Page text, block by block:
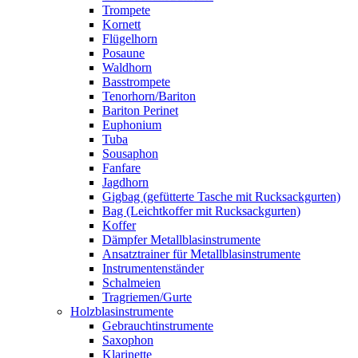
Trompete
Kornett
Flügelhorn
Posaune
Waldhorn
Basstrompete
Tenorhorn/Bariton
Bariton Perinet
Euphonium
Tuba
Sousaphon
Fanfare
Jagdhorn
Gigbag (gefütterte Tasche mit Rucksackgurten)
Bag (Leichtkoffer mit Rucksackgurten)
Koffer
Dämpfer Metallblasinstrumente
Ansatztrainer für Metallblasinstrumente
Instrumentenständer
Schalmeien
Tragriemen/Gurte
Holzblasinstrumente
Gebrauchtinstrumente
Saxophon
Klarinette